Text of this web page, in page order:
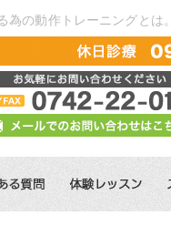
の動作トレーニングとは。